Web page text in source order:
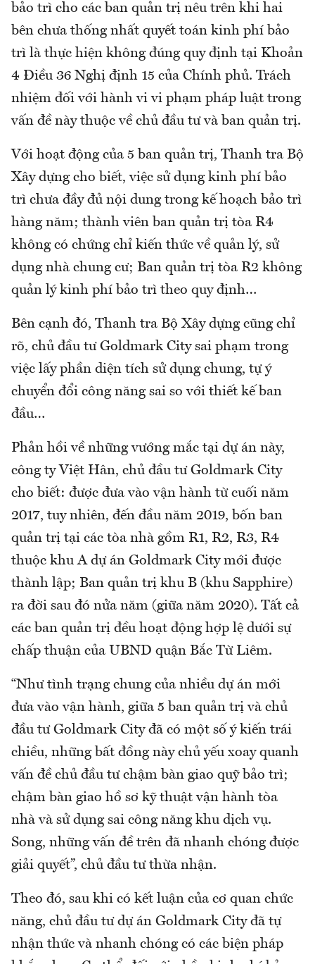
bảo trì cho các ban quản trị nêu trên khi hai
bên chưa thống nhất quyết toán kinh phí bảo
trì là thực hiện không đúng quy định tại Khoản
4 Điều 36 Nghị định 15 của Chính phủ. Trách
nhiệm đối với hành vi vi phạm pháp luật trong
vấn đề này thuộc về chủ đầu tư và ban quản trị.
Với hoạt động của 5 ban quản trị, Thanh tra Bộ
Xây dựng cho biết, việc sử dụng kinh phí bảo
trì chưa đầy đủ nội dung trong kế hoạch bảo trì
hàng năm; thành viên ban quản trị tòa R4
không có chứng chỉ kiến ​​thức về quản lý, sử
dụng nhà chung cư; Ban quản trị tòa R2 không
quản lý kinh phí bảo trì theo quy định…
Bên cạnh đó, Thanh tra Bộ Xây dựng cũng chỉ
rõ, chủ đầu tư Goldmark City sai phạm trong
việc lấy phần diện tích sử dụng chung, tự ý
chuyển đổi công năng sai so với thiết kế ban
đầu…
Phản hồi về những vướng mắc tại dự án này,
công ty Việt Hân, chủ đầu tư Goldmark City
cho biết: được đưa vào vận hành từ cuối năm
2017, tuy nhiên, đến đầu năm 2019, bốn ban
quản trị tại các tòa nhà gồm R1, R2, R3, R4
thuộc khu A dự án Goldmark City mới được
thành lập; Ban quản trị khu B (khu Sapphire)
ra đời sau đó nửa năm (giữa năm 2020). Tất cả
các ban quản trị đều hoạt động hợp lệ dưới sự
chấp thuận của UBND quận Bắc Từ Liêm.
“Như tình trạng chung của nhiều dự án mới
đưa vào vận hành, giữa 5 ban quản trị và chủ
đầu tư Goldmark City đã có một số ý kiến trái
chiều, những bất đồng này chủ yếu xoay quanh
vấn đề chủ đầu tư chậm bàn giao quỹ bảo trì;
chậm bàn giao hồ sơ kỹ thuật vận hành tòa
nhà và sử dụng sai công năng khu dịch vụ.
Song, những vấn đề trên đã nhanh chóng được
giải quyết”, chủ đầu tư thừa nhận.
Theo đó, sau khi có kết luận của cơ quan chức
năng, chủ đầu tư dự án Goldmark City đã tự
nhận thức và nhanh chóng có các biện pháp